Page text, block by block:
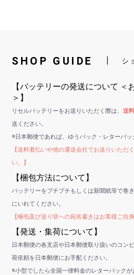
SHOP GUIDE シ
【バッテリーの発送について
＞】
リセルバッテリーをお送りいただく際は、 送
送ください。
※日本郵便であれば、ゆうパック・レターパッ
【送料着払いや他の運送会社でお送りいただ
い。】
【梱包方法について】
バッテリーをプチプチもしくは新聞紙等で巻
にいれてください。
【梱包及び送り状への宛名書きはお客様ご自
【発送・集荷について】
日本郵便の各支店や日本郵便取り扱いのコン
荷依頼を日本郵便にお手配ください。
※小型でしたら全国一律料金のレターパックが